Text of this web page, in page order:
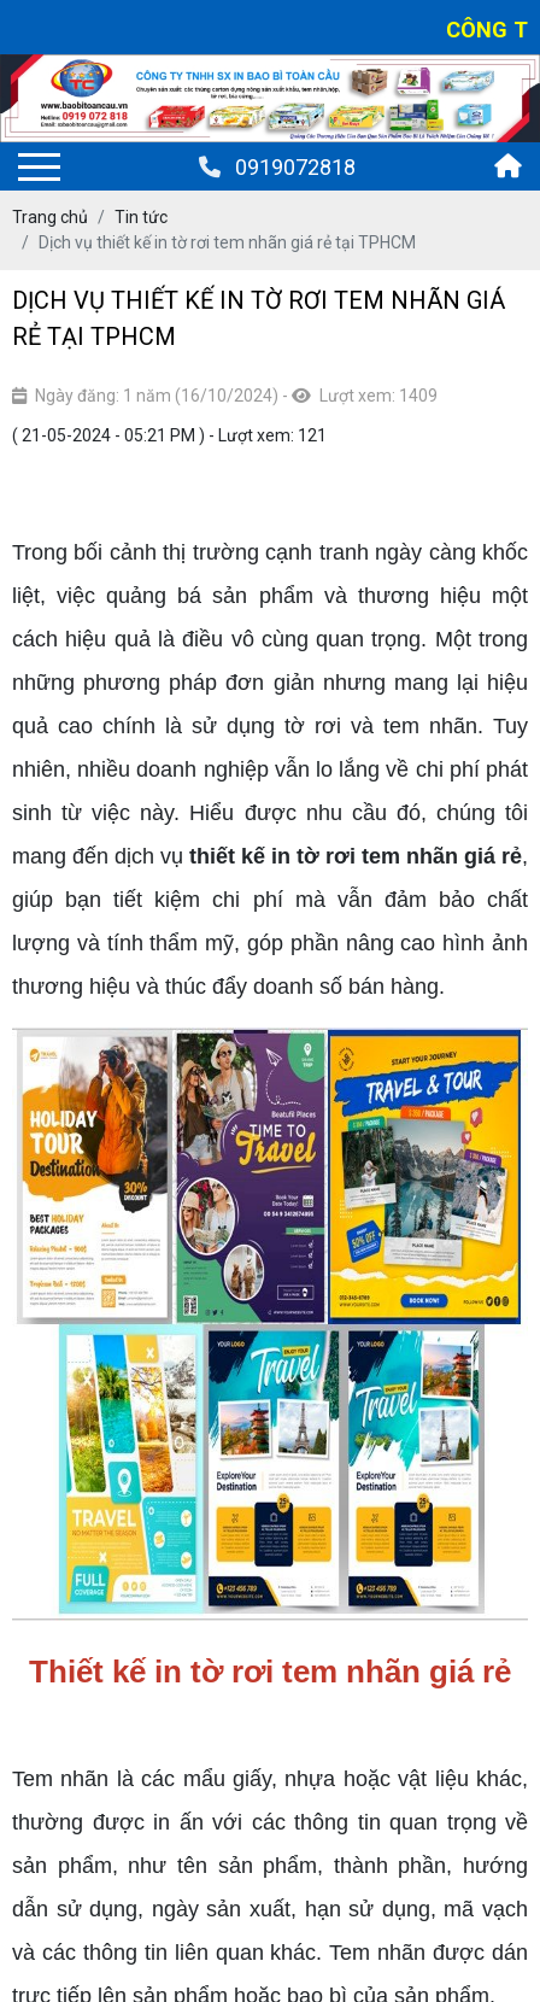
CÔNG TY
0919072818
Trang chủ
Tin tức
Dịch vụ thiết kế in tờ rơi tem nhãn giá rẻ tại TPHCM
DỊCH VỤ THIẾT KẾ IN TỜ RƠI TEM NHÃN GIÁ
RẺ TẠI TPHCM
Ngày đăng: 1 năm (16/10/2024) - Lượt xem: 1409
( 21-05-2024 - 05:21 PM ) - Lượt xem: 121
Trong bối cảnh thị trường cạnh tranh ngày càng khốc
liệt, việc quảng bá sản phẩm và thương hiệu một
cách hiệu quả là điều vô cùng quan trọng. Một trong
những phương pháp đơn giản nhưng mang lại hiệu
quả cao chính là sử dụng tờ rơi và tem nhãn. Tuy
nhiên, nhiều doanh nghiệp vẫn lo lắng về chi phí phát
sinh từ việc này. Hiểu được nhu cầu đó, chúng tôi
mang đến dịch vụ thiết kế in tờ rơi tem nhãn giá rẻ,
giúp bạn tiết kiệm chi phí mà vẫn đảm bảo chất
lượng và tính thẩm mỹ, góp phần nâng cao hình ảnh
thương hiệu và thúc đẩy doanh số bán hàng.
Thiết kế in tờ rơi tem nhãn giá rẻ
Tem nhãn là các mẩu giấy, nhựa hoặc vật liệu khác,
thường được in ấn với các thông tin quan trọng về
sản phẩm, như tên sản phẩm, thành phần, hướng
dẫn sử dụng, ngày sản xuất, hạn sử dụng, mã vạch
và các thông tin liên quan khác. Tem nhãn được dán
trực tiếp lên sản phẩm hoặc bao bì của sản phẩm.